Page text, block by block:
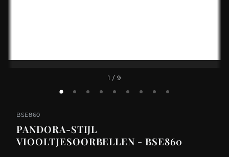
1 / 9
BSE860
PANDORA-STIJL
VIOOLTJESOORBELLEN - BSE860